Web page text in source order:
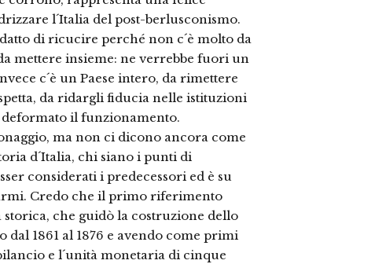
l´Italia del post-berlusconismo.
di ricucire perché non c´è molto da
mettere insieme: ne verrebbe fuori un
c´è un Paese intero, da rimettere
da ridargli fiducia nelle istituzioni
il funzionamento.
ma non ci dicono ancora come
d´Italia, chi siano i punti di
considerati i predecessori ed è su
Credo che il primo riferimento
che guidò la costruzione dello
1861 al 1876 e avendo come primi
e l´unità monetaria di cinque